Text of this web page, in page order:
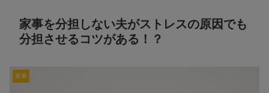
家事を分担しない夫がストレスの原因でも
分担させるコツがある！？
家事